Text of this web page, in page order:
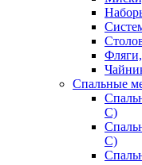
Спальные
С)
С)